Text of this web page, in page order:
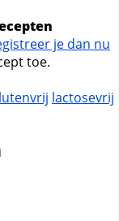
je dan nu
toe.
lactosevrij